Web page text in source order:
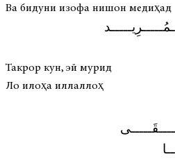
Ва бидуни изофа нишон медиҳад
Такрор кун, эй мурид
Ло илоҳа иллаллоҳ